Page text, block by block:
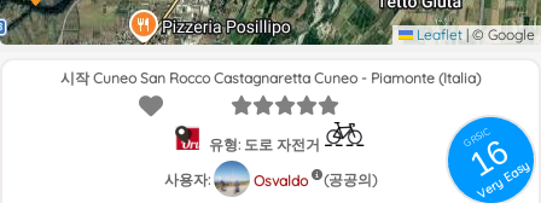
Leaflet |© Google
GRSIC
16
Very Easy
시작 Cuneo San Rocco Castagnaretta Cuneo - Piamonte (Italia)
유형: 도로 자전거
사용자:
Osvaldo
(공공의)